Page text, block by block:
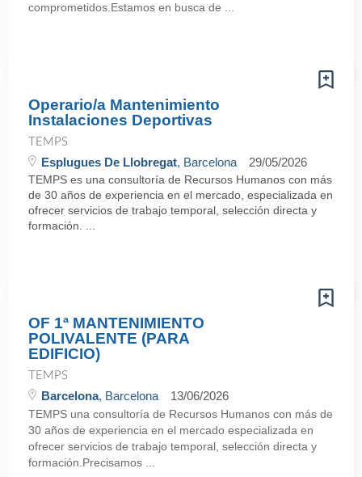
comprometidos.Estamos en busca de ...
Operario/a Mantenimiento
Instalaciones Deportivas
TEMPS
Esplugues De Llobregat, Barcelona 29/05/2026
TEMPS es una consultoría de Recursos Humanos con más
de 30 años de experiencia en el mercado, especializada en
ofrecer servicios de trabajo temporal, selección directa y
formación. ...
OF 1ª MANTENIMIENTO
POLIVALENTE (PARA
EDIFICIO)
TEMPS
Barcelona, Barcelona 13/06/2026
TEMPS una consultoría de Recursos Humanos con más de
30 años de experiencia en el mercado especializada en
ofrecer servicios de trabajo temporal, selección directa y
formación.Precisamos ...